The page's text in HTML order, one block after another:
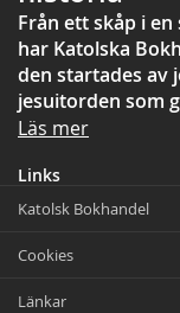
Från ett skåp i en
har Katolska
den startades av
jesuitorden som
Läs mer
Links
Katolsk Bokhandel
Cookies
Länkar